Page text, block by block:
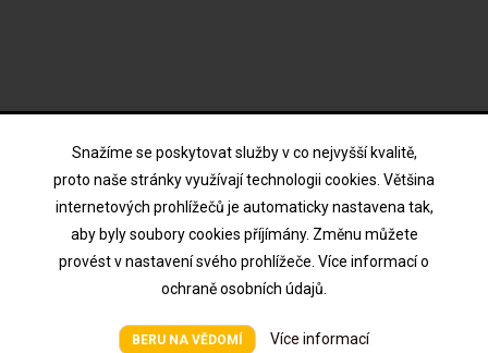
Snažíme se poskytovat služby v co nejvyšší kvalitě,
proto naše stránky využívají technologii cookies. Většina
internetových prohlížečů je automaticky nastavena tak,
aby byly soubory cookies příjímány. Změnu můžete
provést v nastavení svého prohlížeče. Více informací o
ochraně osobních údajů.
BERU NA VĚDOMÍ Více informací
Souhlasím s podmínkami a zásadami ochrany osobních
údajů
Všechna práva vyhrazena © HTV Hodina 2026